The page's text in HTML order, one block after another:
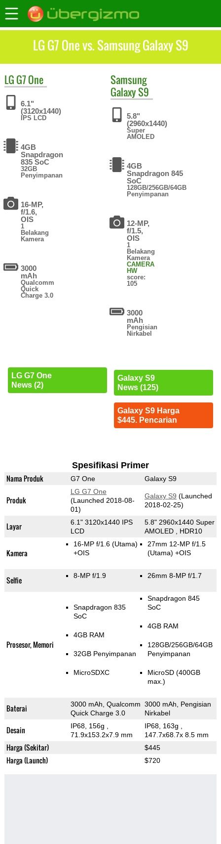
LG G7 One vs. Samsung Galaxy S9
LG G7 One
6.1"
(3120x1440)
IPS LCD
4GB
Snapdragon
835 SoC
32GB
Penyimpanan
16-MP,
f/1.6,
OIS
1
Belakang
Kamera
3000
mAh
Qualcomm
Quick
Charge 3.0
LG G7 One
News (2)
Samsung
Galaxy S9
5.8"
(2960x1440)
Super
AMOLED
4GB
Snapdragon 845
SoC
128GB/256GB/64GB
Penyimpanan
12-MP,
f/1.5,
OIS
1
Belakang
Kamera
CAMERA
HW
score:
105
3000
mAh
Pengisian
Nirkabel
Galaxy S9
News (125)
Galaxy S9 Harga
$445. Pencarian
Spesifikasi Primer
Nama Produk G7 One Galaxy S9
Produk
LG G7 One
(Launched 2018-08-
01)
Galaxy S9 (Launched
2018-02-25)
Layar
6.1" 3120x1440 IPS
LCD
5.8" 2960x1440 Super
AMOLED , HDR10
Kamera
16-MP f/1.6 (Utama)
+OIS
27mm 12-MP f/1.5
(Utama) +OIS
Selfie 8-MP f/1.9 26mm 8-MP f/1.7
Prosesor, Memori
Snapdragon 835
SoC
4GB RAM
32GB Penyimpanan
MicroSDXC
Snapdragon 845
SoC
4GB RAM
128GB/256GB/64GB
Penyimpanan
MicroSD (400GB
max.)
Baterai
3000 mAh, Qualcomm
Quick Charge 3.0
3000 mAh, Pengisian
Nirkabel
Desain IP68, 156g
71.9x153.2x7.9 mm
IP68, 163g
147.7x68.7x 8.5 mm
Harga (Sekitar) $445
Harga (Launch) $720